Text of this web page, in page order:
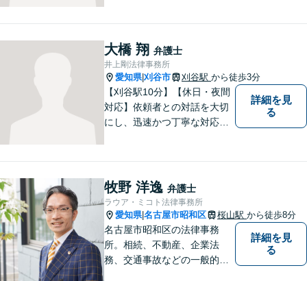
ら、お早めにご相談くださ
い。【JR在来線「刈谷駅」4
分】【駐車場あり】
大橋 翔 弁護士
井上剛法律事務所
愛知県|刈谷市 刈谷駅 から徒歩3分
【刈谷駅10分】【休日・夜間
対応】依頼者との対話を大切
にし、迅速かつ丁寧な対応を
サービスを提供。【駐車場完
備】
詳細を見
る
牧野 洋逸 弁護士
ラウア・ミコト法律事務所
愛知県|名古屋市昭和区 桜山駅 から徒歩8分
名古屋市昭和区の法律事務
所。相続、不動産、企業法
務、交通事故などの一般的な
詳細を見
る